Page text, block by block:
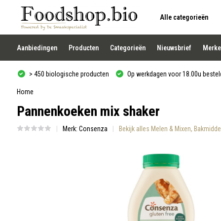
Alle categorieën
Gebruik
de
pijltjes
op
en
neer
een
resultaat
selecteren.
Druk
Enter
Aanbiedingen Producten Categorieën Nieuwsbrief
> 450 biologische producten Op werkdagen voor 18.00u
Home
Pannenkoeken mix shaker
Merk: Consenza Bekijk alles Melen & Mixen,